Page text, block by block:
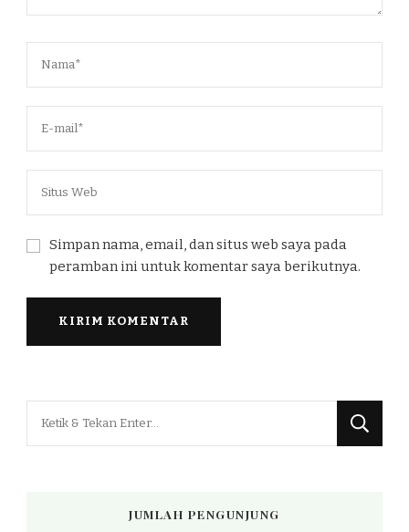
Simpan nama, email, dan situs web saya pada
peramban ini untuk komentar saya berikutnya.
JUMLAH PENGUNJUNG